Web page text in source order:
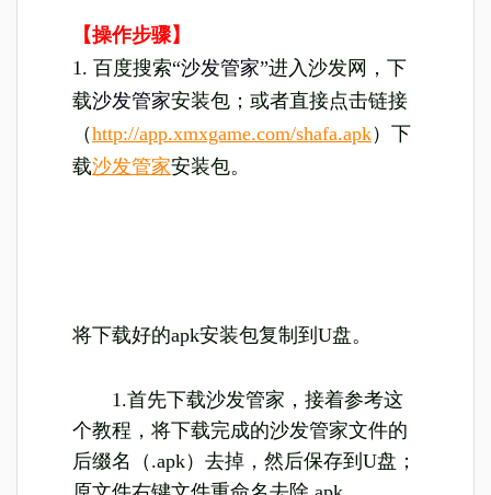
【操作步骤】
1. 百度搜索“沙发管家”进入沙发网，下
载沙发管家安装包；或者直接点击链接
（http://app.xmxgame.com/shafa.apk）下
载沙发管家安装包。
将下载好的apk安装包复制到U盘。
1.首先下载沙发管家，接着参考这
个教程，将下载完成的沙发管家文件的
后缀名（.apk）去掉，然后保存到U盘；